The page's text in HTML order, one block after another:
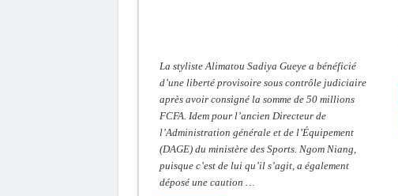
La styliste Alimatou Sadiya Gueye a bénéficié
d’une liberté provisoire sous contrôle judiciaire
après avoir consigné la somme de 50 millions
FCFA. Idem pour l’ancien Directeur de
l’Administration générale et de l’Équipement
(DAGE) du ministère des Sports. Ngom Niang,
puisque c’est de lui qu’il s’agit, a également
déposé une caution …